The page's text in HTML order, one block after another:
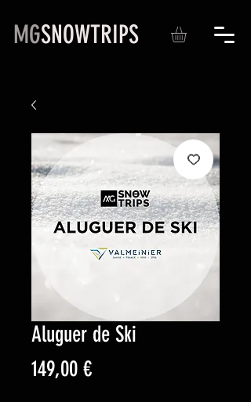
MGSNOWTRIPS
Aluguer de Ski
149,00 €Preço